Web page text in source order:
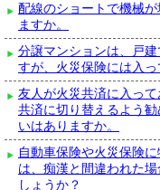
配線のショートで機械
ますか。
分譲マンションは、戸
すが、火災保険には入っ
友人が火災共済に入っ
共済に切り替えるよう
いはありますか。
自動車保険や火災保険
は、痴漢と間違われた
しょうか？